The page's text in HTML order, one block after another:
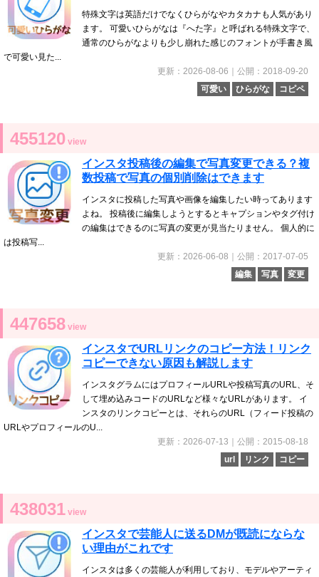
特殊文字は英語だけでなくひらがなやカタカナも人気があり
ます。 可愛いひらがなは『へた字』と呼ばれる特殊文字で、
通常のひらがなよりも少し崩れた感じのフォントが手書き風
で可愛い見た...
更新：2026-08-06｜公開：2018-09-20
可愛い
ひらがな コピペ
455120 view
インスタ投稿後の編集で写真変更できる？複
数投稿で写真の個別削除はできます
インスタに投稿した写真や画像を編集したい時ってあります
よね。 投稿後に編集しようとするとキャプションやタグ付け
の編集はできるのに写真の変更が見当たりません。 個人的に
は投稿写...
更新：2026-06-08｜公開：2017-07-05
編集
写真 変更
447658 view
インスタでURLリンクのコピー方法！リンク
コピーできない原因も解説します
インスタグラムにはプロフィールURLや投稿写真のURL、そ
して埋め込みコードのURLなど様々なURLがあります。 イ
ンスタのリンクコピーとは、それらのURL（フィード投稿の
URLやプロフィールのU...
更新：2026-07-13｜公開：2015-08-18
url
リンク コピー
438031 view
インスタで芸能人に送るDMが既読にならな
い理由がこれです
インスタは多くの芸能人が利用しており、モデルやアーティ